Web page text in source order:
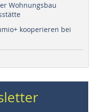
Wohnungsbau
kooperieren bei